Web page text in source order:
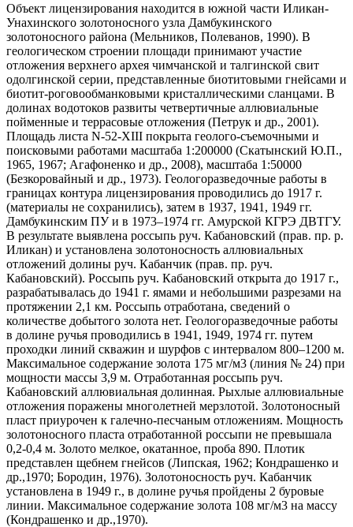
Объект лицензирования находится в южной части Иликан-
Унахинского золотоносного узла Дамбукинского
золотоносного района (Мельников, Полеванов, 1990). В
геологическом строении площади принимают участие
отложения верхнего архея чимчанской и талгинской свит
одолгинской серии, представленные биотитовыми гнейсами и
биотит-роговообманковыми кристаллическими сланцами. В
долинах водотоков развиты четвертичные аллювиальные
пойменные и террасовые отложения (Петрук и др., 2001).
Площадь листа N-52-ХIII покрыта геолого-съемочными и
поисковыми работами масштаба 1:200000 (Скатынский Ю.П.,
1965, 1967; Агафоненко и др., 2008), масштаба 1:50000
(Безкоровайный и др., 1973). Геологоразведочные работы в
границах контура лицензирования проводились до 1917 г.
(материалы не сохранились), затем в 1937, 1941, 1949 гг.
Дамбукинским ПУ и в 1973–1974 гг. Амурской КГРЭ ДВТГУ.
В результате выявлена россыпь руч. Кабановский (прав. пр. р.
Иликан) и установлена золотоносность аллювиальных
отложений долины руч. Кабанчик (прав. пр. руч.
Кабановский). Россыпь руч. Кабановский открыта до 1917 г.,
разрабатывалась до 1941 г. ямами и небольшими разрезами на
протяжении 2,1 км. Россыпь отработана, сведений о
количестве добытого золота нет. Геологоразведочные работы
в долине ручья проводились в 1941, 1949, 1974 гг. путем
проходки линий скважин и шурфов с интервалом 800–1200 м.
Максимальное содержание золота 175 мг/м3 (линия № 24) при
мощности массы 3,9 м. Отработанная россыпь руч.
Кабановский аллювиальная долинная. Рыхлые аллювиальные
отложения поражены многолетней мерзлотой. Золотоносный
пласт приурочен к галечно-песчаным отложениям. Мощность
золотоносного пласта отработанной россыпи не превышала
0,2-0,4 м. Золото мелкое, окатанное, проба 890. Плотик
представлен щебнем гнейсов (Липская, 1962; Кондрашенко и
др.,1970; Бородин, 1976). Золотоносность руч. Кабанчик
установлена в 1949 г., в долине ручья пройдены 2 буровые
линии. Максимальное содержание золота 108 мг/м3 на массу
(Кондрашенко и др.,1970).